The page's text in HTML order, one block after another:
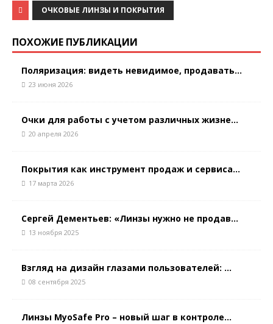
ОЧКОВЫЕ ЛИНЗЫ И ПОКРЫТИЯ
ПОХОЖИЕ ПУБЛИКАЦИИ
Поляризация: видеть невидимое, продавать...
23 июня 2026
Очки для работы с учетом различных жизне...
20 апреля 2026
Покрытия как инструмент продаж и сервиса...
17 марта 2026
Сергей Дементьев: «Линзы нужно не продав...
13 ноября 2025
Взгляд на дизайн глазами пользователей: ...
08 сентября 2025
Линзы MyoSafe Pro – новый шаг в контроле...